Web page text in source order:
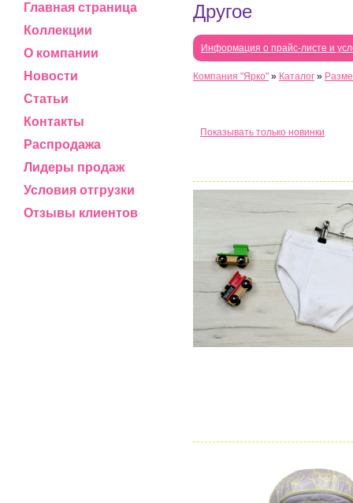
Главная страница
Коллекции
О компании
Новости
Статьи
Контакты
Распродажа
Лидеры продаж
Условия отгрузки
Отзывы клиентов
Другое
Информация о прайс-листе и
Компания "Ярко" » Каталог »
Показывать только новинки